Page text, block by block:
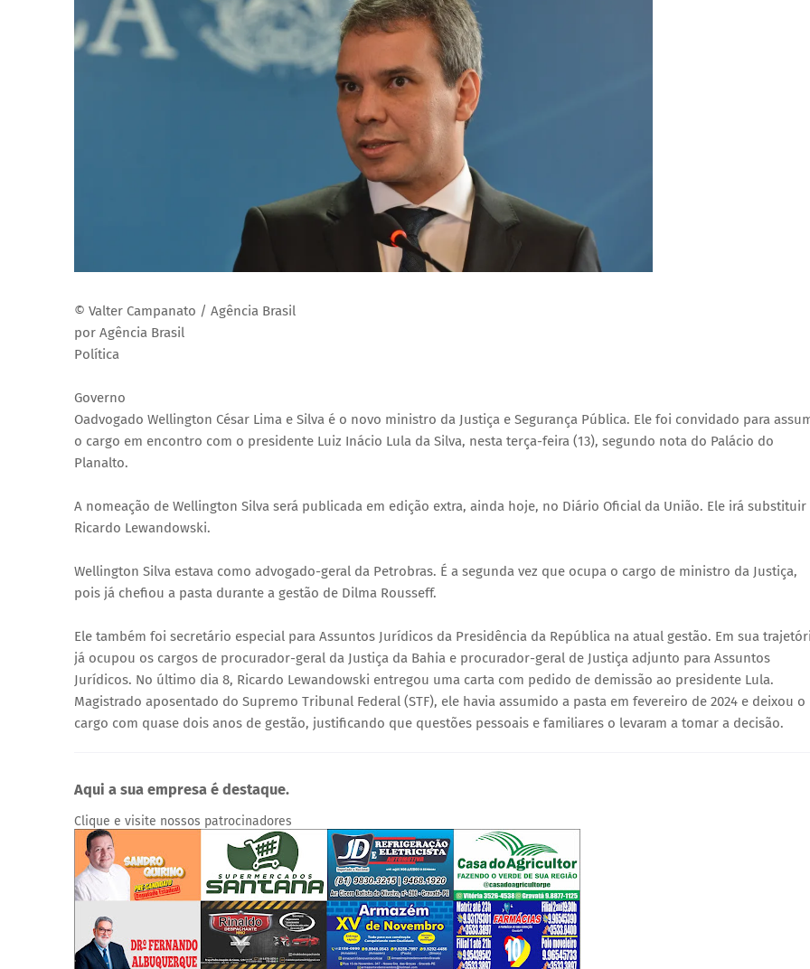
© Valter Campanato / Agência Brasil
por Agência Brasil
Política
Governo
Oadvogado Wellington César Lima e Silva é o novo ministro da Justiça e Segurança Pública. Ele foi convidado para
o cargo em encontro com o presidente Luiz Inácio Lula da Silva, nesta terça-feira (13), segundo nota do Palácio do
Planalto.
A nomeação de Wellington Silva será publicada em edição extra, ainda hoje, no Diário Oficial da União. Ele irá substituir
Ricardo Lewandowski.
Wellington Silva estava como advogado-geral da Petrobras. É a segunda vez que ocupa o cargo de ministro da Justiça,
pois já chefiou a pasta durante a gestão de Dilma Rousseff.
Ele também foi secretário especial para Assuntos Jurídicos da Presidência da República na atual gestão. Em sua
já ocupou os cargos de procurador-geral da Justiça da Bahia e procurador-geral de Justiça adjunto para Assuntos
Jurídicos. No último dia 8, Ricardo Lewandowski entregou uma carta com pedido de demissão ao presidente Lula.
Magistrado aposentado do Supremo Tribunal Federal (STF), ele havia assumido a pasta em fevereiro de 2024 e deixou o
cargo com quase dois anos de gestão, justificando que questões pessoais e familiares o levaram a tomar a decisão.
Aqui a sua empresa é destaque.
Clique e visite nossos patrocinadores